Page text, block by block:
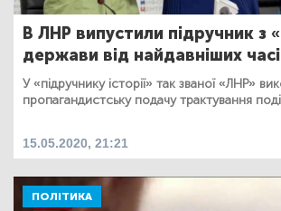
В ЛНР випустили підручник з
держави від найдавніших
У «підручнику історії» так званої «ЛНР»
пропагандистську подачу трактування
15.05.2020, 21:21
ПОЛІТИКА